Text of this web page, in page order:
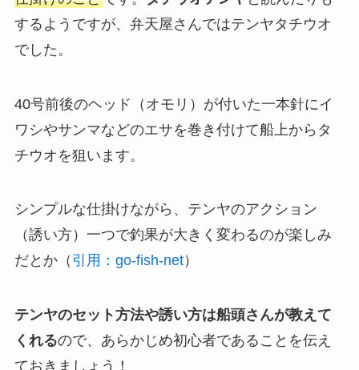
するようですが、弁天屋さんではテンヤタチウオ
でした。
40号前後のヘッド（オモリ）が付いた一本針にイ
ワシやサンマなどのエサを巻き付けて船上からタ
チウオを狙います。
シンプルな仕掛けながら、テンヤのアクション
（誘い方）一つで釣果が大きく変わるのが楽しみ
だとか（ 引用：go-fish-net）
テンヤのセット方法や誘い方は船頭さんが教えて
くれるので、あらかじめ初心者であることを伝え
ておきましょう！